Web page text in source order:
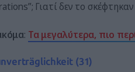
Γιατί δεν το
: Τα μεγαλύτερα, πιο
(31)